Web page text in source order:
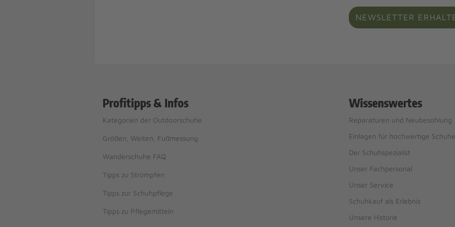
NEWSLETTER
Profitipps & Infos
Kategorien der Outdoorschuhe
Größen, Weiten, Fußmessung
Wanderschuhe FAQ
Tipps zu Strümpfen
Tipps zur Schuhpflege
Tipps zu Pflegemitteln
Wissenswertes
Reparaturen und Neubesohlung
Einlagen für hochwertige Schuhe
Der Schuhspezialist
Unser Fachpersonal
Unser Service
Schuhkauf als Erlebnis
Unsere Historie